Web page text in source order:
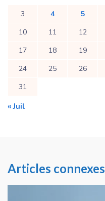
3
4 5
10
11 12
17
18 19
24
25 26
31
« Juil
Articles connexes